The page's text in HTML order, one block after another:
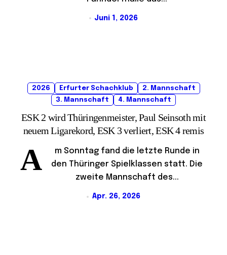
Juni 1, 2026
2026 Erfurter Schachklub
2. Mannschaft
3. Mannschaft
4. Mannschaft
ESK 2 wird Thüringenmeister, Paul Seinsoth mit
neuem Ligarekord, ESK 3 verliert, ESK 4 remis
A
m Sonntag fand die letzte Runde in
den Thüringer Spielklassen statt. Die
zweite Mannschaft des...
Apr. 26, 2026